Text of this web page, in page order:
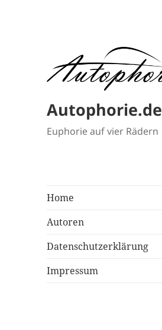
Autophorie.de
Euphorie auf vier Rädern
Home
Autoren
Datenschutzerklärung
Impressum